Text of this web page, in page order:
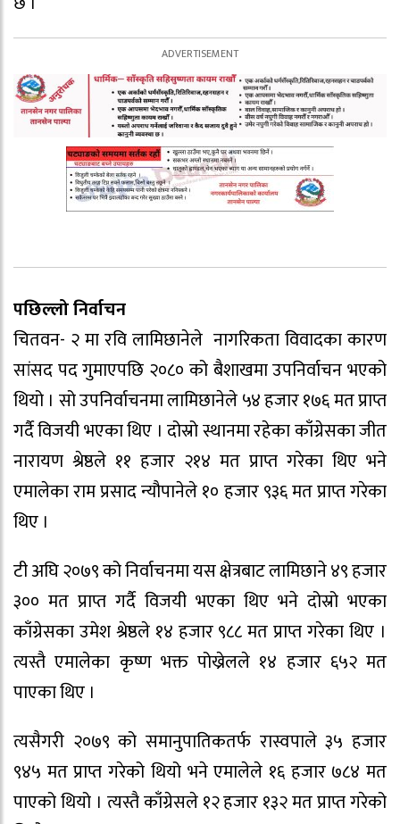
पछिल्लो निर्वाचन
चितवन- २ मा रवि लामिछानेले नागरिकता विवादका कारण
सांसद पद गुमाएपछि २०८० को बैशाखमा उपनिर्वाचन भएको
थियो । सो उपनिर्वाचनमा लामिछानेले ५४ हजार १७६ मत प्राप्त
गर्दै विजयी भएका थिए । दोस्रो स्थानमा रहेका काँग्रेसका जीत
नारायण श्रेष्ठले ११ हजार २१४ मत प्राप्त गरेका थिए भने
एमालेका राम प्रसाद न्यौपानेले १० हजार ९३६ मत प्राप्त गरेका
थिए ।
टी अघि २०७९ को निर्वाचनमा यस क्षेत्रबाट लामिछाने ४९ हजार
३०० मत प्राप्त गर्दै विजयी भएका थिए भने दोस्रो भएका
काँग्रेसका उमेश श्रेष्ठले १४ हजार ९८८ मत प्राप्त गरेका थिए ।
त्यस्तै एमालेका कृष्ण भक्त पोख्रेलले १४ हजार ६५२ मत
पाएका थिए ।
त्यसैगरी २०७९ को समानुपातिकतर्फ रास्वपाले ३५ हजार
९४५ मत प्राप्त गरेको थियो भने एमालेले १६ हजार ७८४ मत
पाएको थियो । त्यस्तै काँग्रेसले १२ हजार १३२ मत प्राप्त गरेको